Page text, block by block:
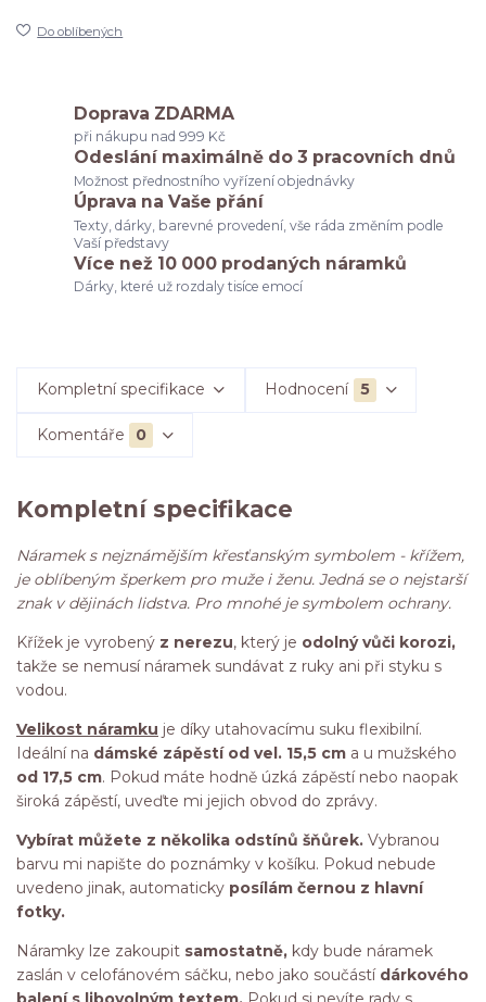
Do oblíbených
Doprava ZDARMA
při nákupu nad 999 Kč
Odeslání maximálně do 3 pracovních dnů
Možnost přednostního vyřízení objednávky
Úprava na Vaše přání
Texty, dárky, barevné provedení, vše ráda změním podle
Vaší představy
Více než 10 000 prodaných náramků
Dárky, které už rozdaly tisíce emocí
Kompletní specifikace Hodnocení 5
Komentáře 0
Kompletní specifikace
Náramek s nejznámějším křesťanským symbolem - křížem,
je oblíbeným šperkem pro muže i ženu. Jedná se o nejstarší
znak v dějinách lidstva. Pro mnohé je symbolem ochrany.
Křížek je vyrobený z nerezu, který je odolný vůči korozi,
takže se nemusí náramek sundávat z ruky ani při styku s
vodou.
Velikost náramku je díky utahovacímu suku flexibilní.
Ideální na dámské zápěstí od vel. 15,5 cm a u mužského
od 17,5 cm. Pokud máte hodně úzká zápěstí nebo naopak
široká zápěstí, uveďte mi jejich obvod do zprávy.
Vybírat můžete z několika odstínů šňůrek. Vybranou
barvu mi napište do poznámky v košíku. Pokud nebude
uvedeno jinak, automaticky posílám černou z hlavní
fotky.
Náramky lze zakoupit samostatně, kdy bude náramek
zaslán v celofánovém sáčku, nebo jako součástí dárkového